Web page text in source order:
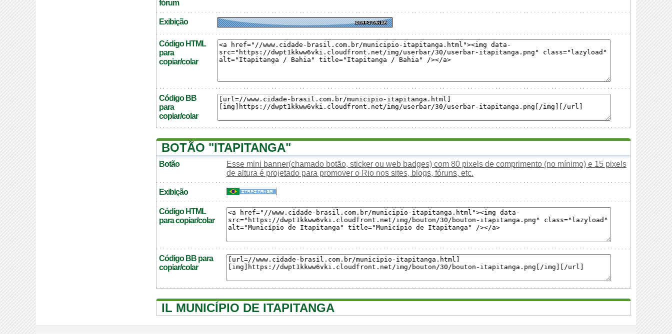
fórum
Exibição
Código HTML
para
copiar/colar
Código BB
para
copiar/colar
BOTÃO "ITAPITANGA"
Botão
Esse mini banner(chamado botão, sticker ou web badges) com 80 pixels de comprimento (no mínimo) e 15 pixels
de altura é projetado para promover o Rio nos sites, blogs, fóruns, etc.
Exibição
Código HTML
para copiar/colar
Código BB para
copiar/colar
IL MUNICÍPIO DE ITAPITANGA